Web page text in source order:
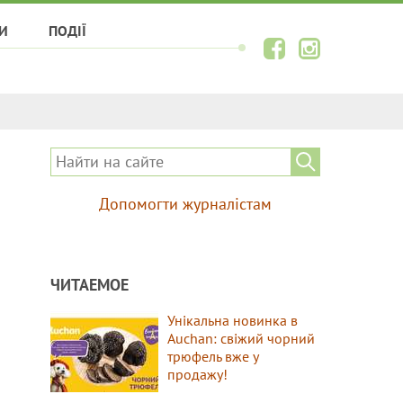
ПОДІЇ
Допомогти журналістам
ЧИТАЕМОЕ
Унікальна новинка в
Auchan: свіжий чорний
трюфель вже у
продажу!